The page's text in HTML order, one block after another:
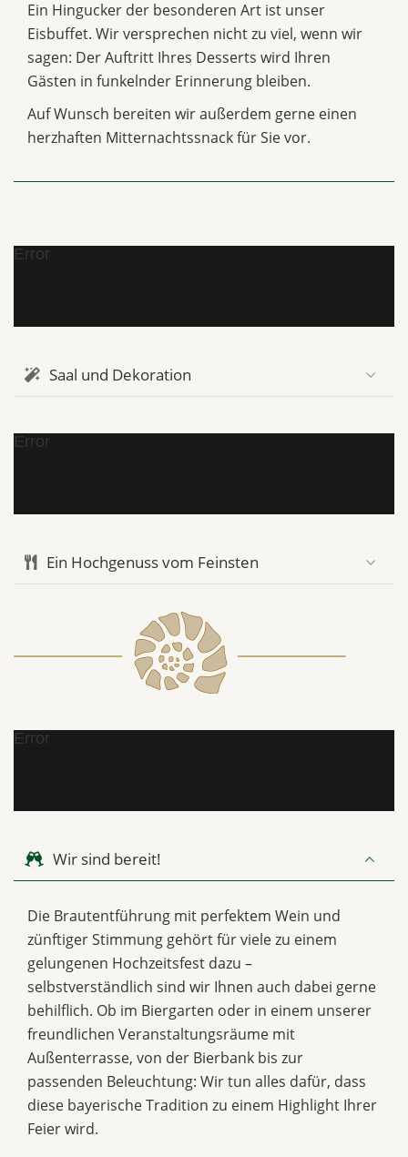
Ein Hingucker der besonderen Art ist unser
Eisbuffet. Wir versprechen nicht zu viel, wenn wir
sagen: Der Auftritt Ihres Desserts wird Ihren
Gästen in funkelnder Erinnerung bleiben.
Auf Wunsch bereiten wir außerdem gerne einen
herzhaften Mitternachtssnack für Sie vor.
Error
Saal und Dekoration
Error
Ein Hochgenuss vom Feinsten
Error
Wir sind bereit!
Die Brautentführung mit perfektem Wein und
zünftiger Stimmung gehört für viele zu einem
gelungenen Hochzeitsfest dazu –
selbstverständlich sind wir Ihnen auch dabei gerne
behilflich. Ob im Biergarten oder in einem unserer
freundlichen Veranstaltungsräume mit
Außenterrasse, von der Bierbank bis zur
passenden Beleuchtung: Wir tun alles dafür, dass
diese bayerische Tradition zu einem Highlight Ihrer
Feier wird.